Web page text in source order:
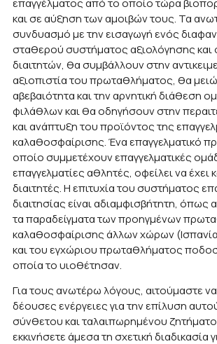
επαγγέλματος από το οποίο τώρα
και σε αύξηση των αμοιβών τους. Τα
συνδυασμό με την εισαγωγή ενός
σταθερού συστήματος αξιολόγησης και
διαιτητών, θα συμβάλλουν στην
αξιοπιστία του πρωταθλήματος, θα
αβεβαιότητα και την αρνητική διάθεση
φιλάθλων και θα οδηγήσουν στην
και ανάπτυξη του προϊόντος της
καλαθοσφαίρισης. Ένα επαγγελματικό
οποίο συμμετέχουν επαγγελματικές
επαγγελματίες αθλητές, οφείλει να έχει
διαιτητές. Η επιτυχία του συστήματος
διαιτησίας είναι αδιαμφισβήτητη, όπως
τα παραδείγματα των προηγμένων
καλαθοσφαίρισης άλλων χώρων
και του εγχώριου πρωταθλήματος
οποία το υιοθέτησαν.
Για τους ανωτέρω λόγους, αιτούμαστε να
δέουσες ενέργειες για την επίλυση
σύνθετου και ταλαιπωρημένου
εκκινήσετε άμεσα τη σχετική διαδικασία